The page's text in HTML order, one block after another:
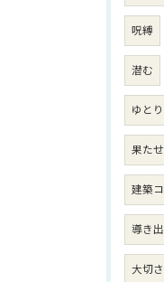
呪縛
潜む
ゆと
果た
建築
導き
大切さ